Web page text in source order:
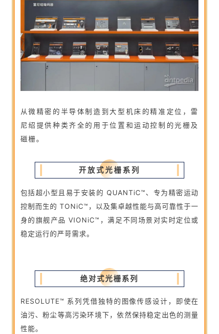
从微精密的半导体制造到大型机床的精准定位，雷
尼绍提供种类齐全的用于位置和运动控制的光栅及
磁栅。
开放式光栅系列
包括超小型且易于安装的 QUANTiC™、专为精密运动
控制而生的 TONiC™，以及集卓越性能与高可靠性于一
身的旗舰产品 VIONiC™，满足不同场景对实时定位或
稳定运行的严苛需求。
绝对式光栅系列
RESOLUTE™ 系列凭借独特的图像传感设计，即使在
油污、粉尘等高污染环境下，依然保持稳定出色的测量
性能。